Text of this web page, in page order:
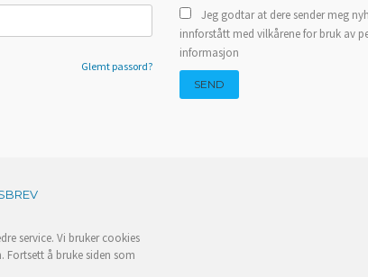
Glemt passord?
Jeg godtar at dere sender meg
innforstått med vilkårene for bruk av
informasjon
service. Vi bruker cookies
å bruke siden som